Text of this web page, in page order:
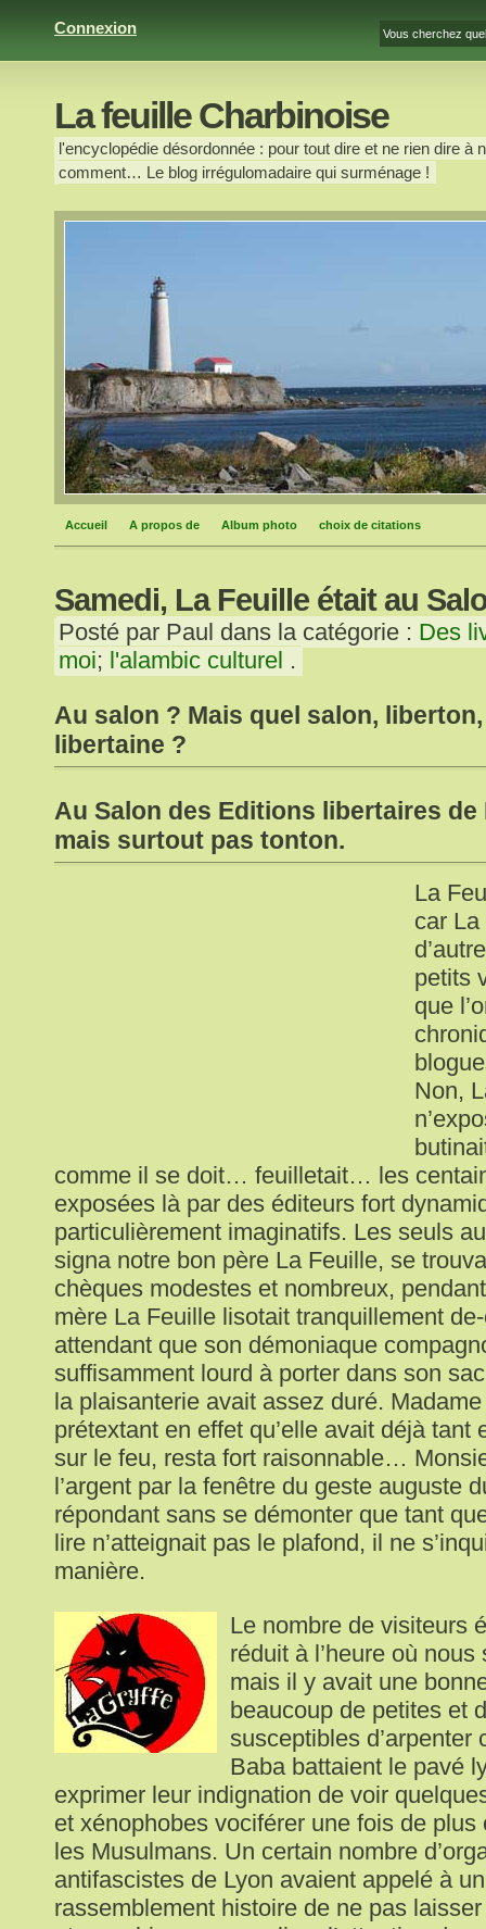
Connexion
La feuille Charbinoise
l'encyclopédie désordonnée : pour tout dire et ne rien dire
comment… Le blog irrégulomadaire qui surménage !
Accueil A propos de Album photo choix de citations
Samedi, La Feuille était au
Posté par Paul dans la catégorie : Des
moi; l'alambic culturel .
Au salon ? Mais quel salon, liberton,
libertaine ?
Au Salon des Editions libertaires
mais surtout pas tonton.
La
car La
petits
que
Non,
comme il se doit… feuilletait… les
exposées là par des éditeurs fort
particulièrement imaginatifs. Les seuls
signa notre bon père La Feuille, se
chèques modestes et nombreux,
mère La Feuille lisotait tranquillement
attendant que son démoniaque
suffisamment lourd à porter dans son
la plaisanterie avait assez duré.
prétextant en effet qu’elle avait déjà tant
sur le feu, resta fort raisonnable…
l’argent par la fenêtre du geste auguste
répondant sans se démonter que tant
lire n’atteignait pas le plafond, il ne
manière.
Le nombre de visiteurs
réduit à l’heure où
mais il y avait une
beaucoup de petites et
susceptibles d’arpenter
Baba battaient le pavé
exprimer leur indignation de voir
et xénophobes vociférer une fois de plus
les Musulmans. Un certain nombre
antifascistes de Lyon avaient appelé à
rassemblement histoire de ne pas